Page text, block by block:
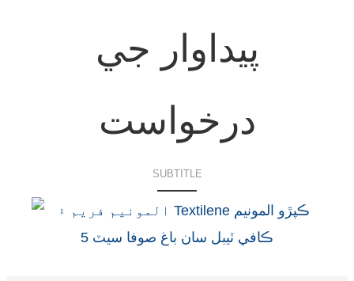
ଓଡ଼ିଆ
bahasa Indonesia
فارسی
հայերեն
پيداوار جي
درخواست
SUBTITLE